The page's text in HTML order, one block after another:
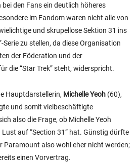
den Fans ein deutlich höheres
im Fandom waren nicht alle von
und skrupellose Sektion 31 ins
Serie zu stellen, da diese Organisation
der Föderation und der
die “Star Trek” steht, widerspricht.
Hauptdarstellerin, Michelle Yeoh (60),
und somit vielbeschäftigte
also die Frage, ob Michelle Yeoh
auf “Section 31” hat. Günstig dürfte
Paramount also wohl eher nicht werden;
einen Vorvertrag.